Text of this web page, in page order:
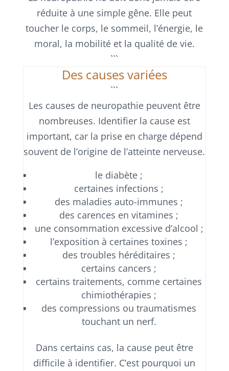
réduite à une simple gêne. Elle peut
toucher le corps, le sommeil, l’énergie, le
moral, la mobilité et la qualité de vie.
```
Des causes variées
```
Les causes de neuropathie peuvent être
nombreuses. Identifier la cause est
important, car la prise en charge dépend
souvent de l’origine de l’atteinte nerveuse.
le diabète ;
certaines infections ;
des maladies auto-immunes ;
des carences en vitamines ;
une consommation excessive d’alcool ;
l’exposition à certaines toxines ;
des troubles héréditaires ;
certains cancers ;
certains traitements, comme certaines
chimiothérapies ;
des compressions ou traumatismes
touchant un nerf.
Dans certains cas, la cause peut être
difficile à identifier. C’est pourquoi un